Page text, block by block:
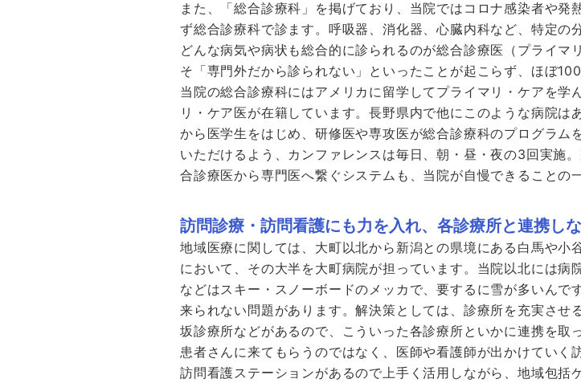
また、「総合診療科」を掲げており、当院ではコロナ感染者や
ず総合診療科で診ます。呼吸器、消化器、心臓内科など、特定の
どんな病気や病状も総合的に診られるのが総合診療医（プライ
そ「専門外だから診られない」といったことが起こらず、ほぼ
当院の総合診療科にはアメリカに留学してプライマリ・ケアを
リ・ケア医が在籍しています。長野県内で他にこのような病院
から医学生をはじめ、研修医や専攻医が総合診療科のプログラム
いただけるよう、カンファレンスは毎日、朝・昼・夜の3回実施
合診療医から専門医へ繋ぐシステムも、当院が自慢できることの
訪問診療・訪問看護にも力を入れ、各診療所と連携し
地域医療に関しては、大町以北から新潟との県境にある白馬や
において、その大半を大町病院が担っています。当院以北には
などはスキー・スノーボードのメッカで、要するに雪が多いん
来られない問題があります。解決策としては、診療所を充実させ
坂診療所などがあるので、こういった各診療所といかに連携を取
患者さんに来てもらうのではなく、医師や看護師が出かけてい
訪問看護ステーションがあるので上手く活用しながら、地域包括